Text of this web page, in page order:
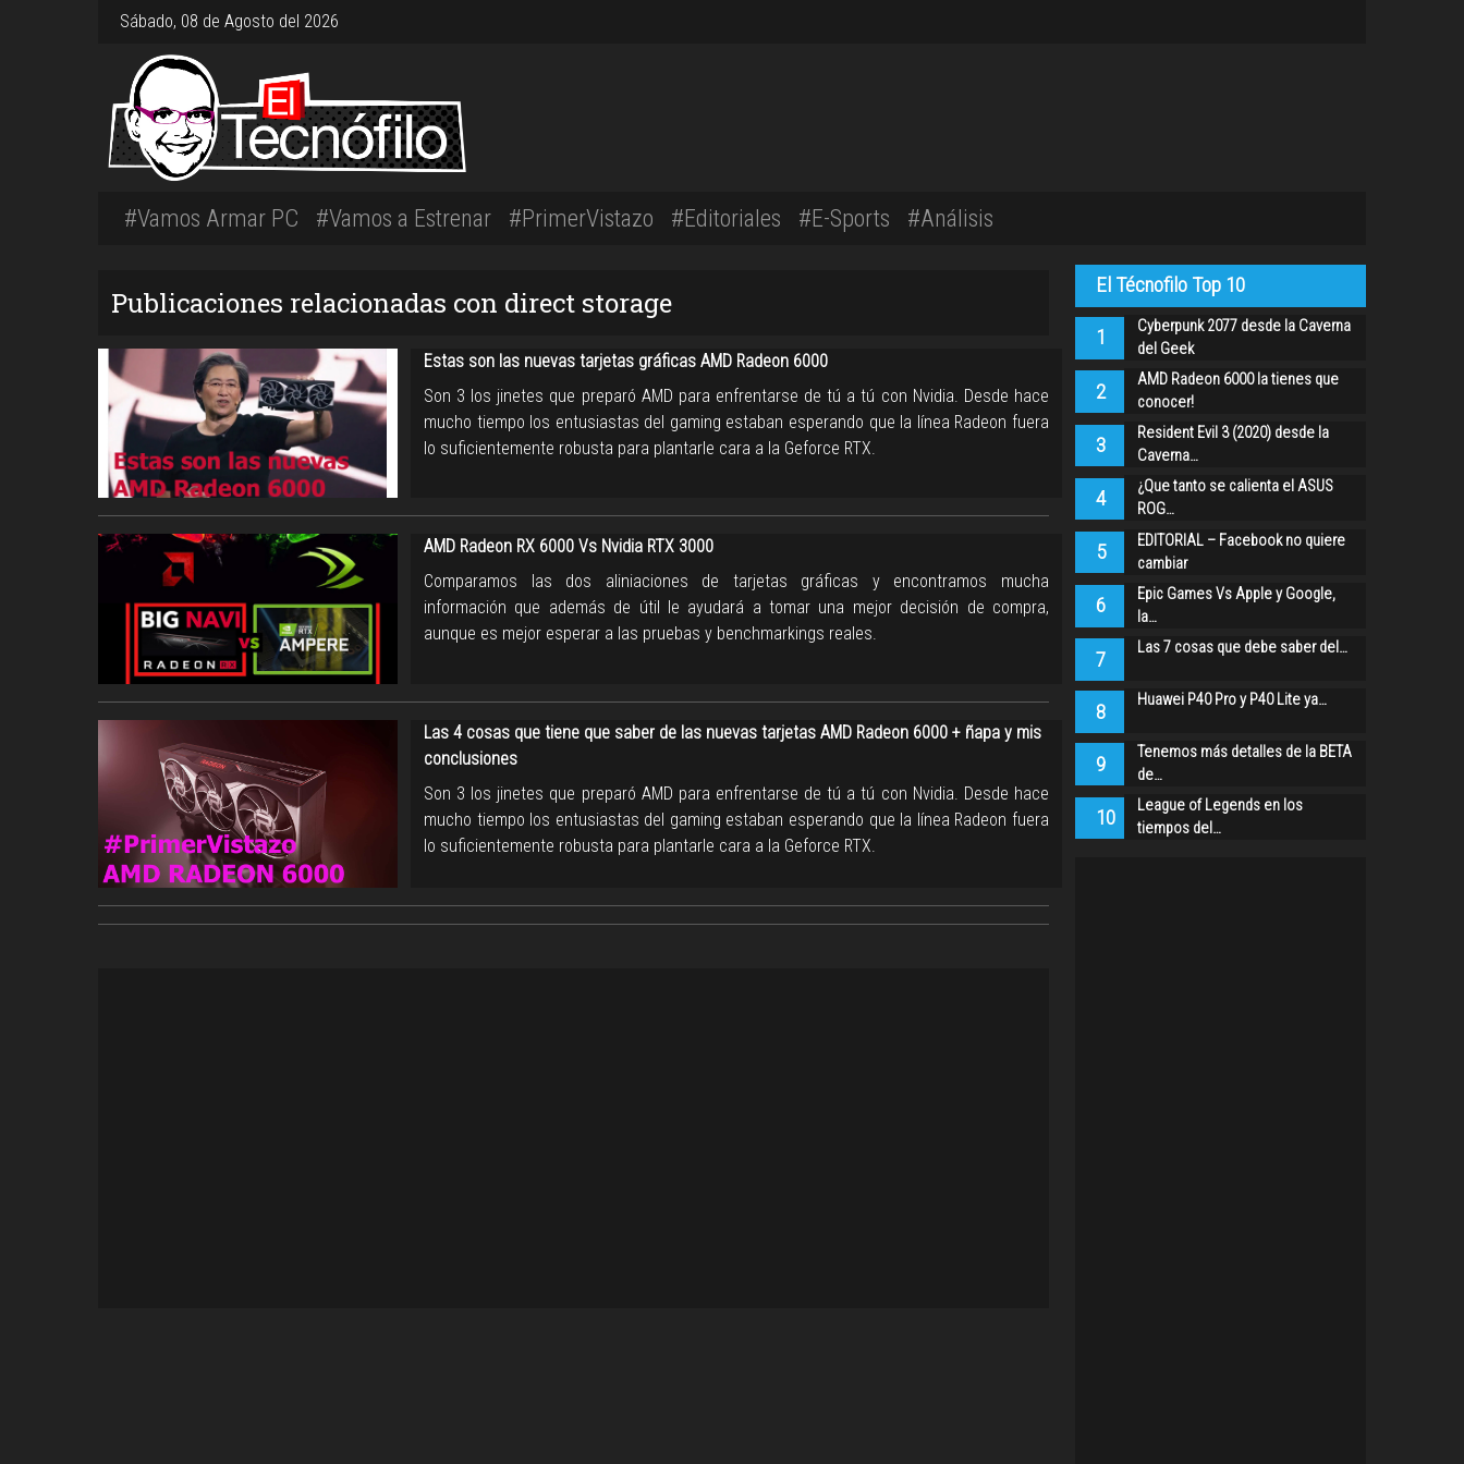
Sábado, 08 de Agosto del 2026
#Vamos Armar PC #Vamos a Estrenar #PrimerVistazo #Editoriales #E-Sports #Análisis
Publicaciones relacionadas con direct storage
Estas son las nuevas tarjetas gráficas AMD Radeon 6000
Son 3 los jinetes que preparó AMD para enfrentarse de tú a tú con Nvidia. Desde hace
mucho tiempo los entusiastas del gaming estaban esperando que la línea Radeon fuera
lo suficientemente robusta para plantarle cara a la Geforce RTX.
AMD Radeon RX 6000 Vs Nvidia RTX 3000
Comparamos las dos aliniaciones de tarjetas gráficas y encontramos mucha
información que además de útil le ayudará a tomar una mejor decisión de compra,
aunque es mejor esperar a las pruebas y benchmarkings reales.
Las 4 cosas que tiene que saber de las nuevas tarjetas AMD Radeon 6000 + ñapa y mis
conclusiones
Son 3 los jinetes que preparó AMD para enfrentarse de tú a tú con Nvidia. Desde hace
mucho tiempo los entusiastas del gaming estaban esperando que la línea Radeon fuera
lo suficientemente robusta para plantarle cara a la Geforce RTX.
El Técnofilo Top 10
1
Cyberpunk 2077 desde la Caverna
del Geek
2
AMD Radeon 6000 la tienes que
conocer!
3
Resident Evil 3 (2020) desde la
Caverna…
4
¿Que tanto se calienta el ASUS
ROG…
5
EDITORIAL – Facebook no quiere
cambiar
6
Epic Games Vs Apple y Google,
la…
7 Las 7 cosas que debe saber del…
8 Huawei P40 Pro y P40 Lite ya…
9
Tenemos más detalles de la BETA
de…
10
League of Legends en los
tiempos del…